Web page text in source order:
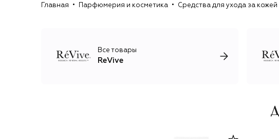
Главная Парфюмерия и косметика Средства для ухода за кожей
Все товары
ReVive